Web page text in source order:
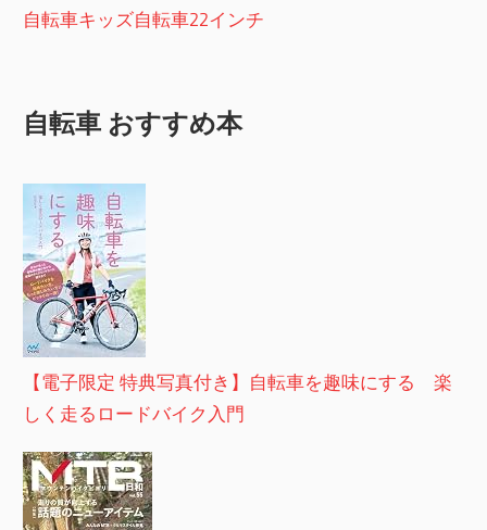
自転車キッズ自転車22インチ
自転車 おすすめ本
【電子限定 特典写真付き】自転車を趣味にする 楽
しく走るロードバイク入門